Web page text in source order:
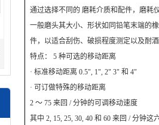
通过选择不同的 磨耗介质和配件，磨耗
一般磨头其大小、形状如同铅笔末端的
件，以适合刮伤、破损程度测定以及耐
特点： 5 种可选的移动距离
· 标准移动距离 0.5", 1", 2" 3" 和 4"
· 可订做特殊的移动距离
2 ～ 75 来回 / 分钟的可调移动速度
其中 2, 15, 25, 30, 40 和 60 来回 / 分钟